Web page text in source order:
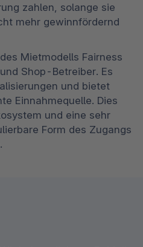
zahlen, solange sie
mehr gewinnfördernd
Mietmodells Fairness
Shop-Betreiber. Es
und bietet
Einnahmequelle. Dies
und eine sehr
Form des Zugangs